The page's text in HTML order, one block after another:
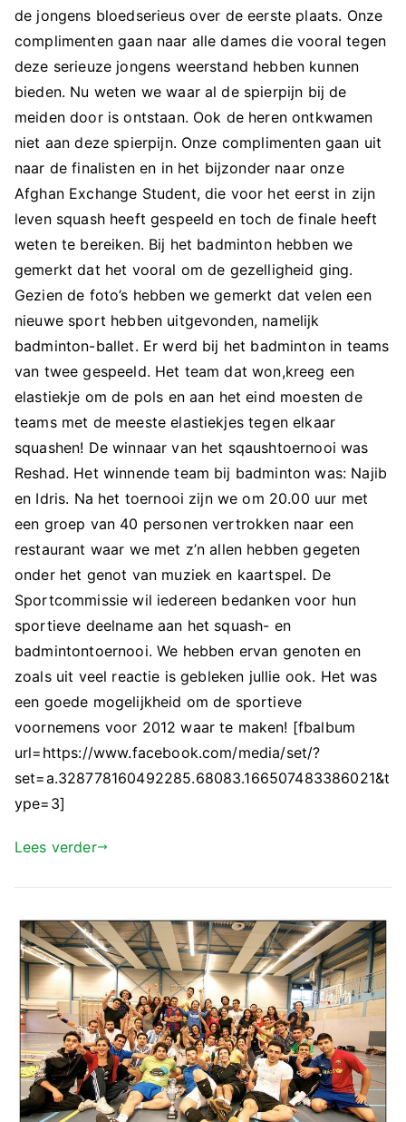
de jongens bloedserieus over de eerste plaats. Onze
complimenten gaan naar alle dames die vooral tegen
deze serieuze jongens weerstand hebben kunnen
bieden. Nu weten we waar al de spierpijn bij de
meiden door is ontstaan. Ook de heren ontkwamen
niet aan deze spierpijn. Onze complimenten gaan uit
naar de finalisten en in het bijzonder naar onze
Afghan Exchange Student, die voor het eerst in zijn
leven squash heeft gespeeld en toch de finale heeft
weten te bereiken. Bij het badminton hebben we
gemerkt dat het vooral om de gezelligheid ging.
Gezien de foto’s hebben we gemerkt dat velen een
nieuwe sport hebben uitgevonden, namelijk
badminton-ballet. Er werd bij het badminton in teams
van twee gespeeld. Het team dat won,kreeg een
elastiekje om de pols en aan het eind moesten de
teams met de meeste elastiekjes tegen elkaar
squashen! De winnaar van het sqaushtoernooi was
Reshad. Het winnende team bij badminton was: Najib
en Idris. Na het toernooi zijn we om 20.00 uur met
een groep van 40 personen vertrokken naar een
restaurant waar we met z’n allen hebben gegeten
onder het genot van muziek en kaartspel. De
Sportcommissie wil iedereen bedanken voor hun
sportieve deelname aan het squash- en
badmintontoernooi. We hebben ervan genoten en
zoals uit veel reactie is gebleken jullie ook. Het was
een goede mogelijkheid om de sportieve
voornemens voor 2012 waar te maken! [fbalbum
url=https://www.facebook.com/media/set/?
set=a.328778160492285.68083.166507483386021&t
ype=3]
Lees verder